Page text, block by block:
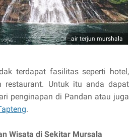
air terjun murshala
terdapat fasilitas seperti hotel,
restaurant. Untuk itu anda dapat
penginapan di Pandan atau juga
.
Wisata di Sekitar Mursala